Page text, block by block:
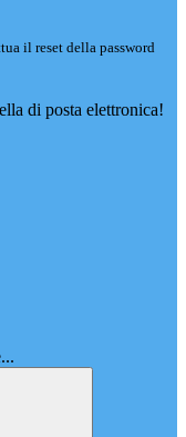
il reset della password
di posta elettronica!